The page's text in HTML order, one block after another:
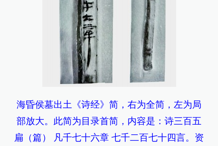
海昏侯墓出土《诗经》简，右为全简，左为局
部放大。此简为目录首简，内容是：诗三百五
扁（篇） 凡千七十六章 七千二百七十四言。资